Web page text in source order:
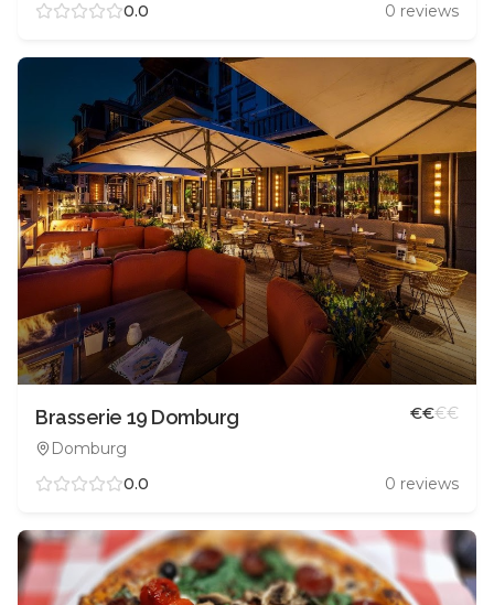
0.0 0 reviews
Brasserie 19 Domburg
Domburg
€€€€
0.0 0 reviews